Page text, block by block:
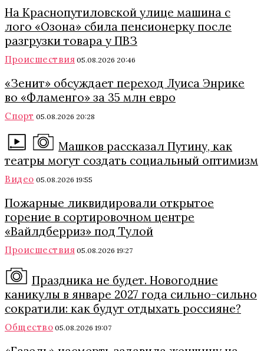
На Краснопутиловской улице машина с
лого «Озона» сбила пенсионерку после
разгрузки товара у ПВЗ
Происшествия 05.08.2026 20:46
«Зенит» обсуждает переход Луиса Энрике
во «Фламенго» за 35 млн евро
Спорт 05.08.2026 20:28
Машков рассказал Путину, как
театры могут создать социальный оптимизм
Видео 05.08.2026 19:55
Пожарные ликвидировали открытое
горение в сортировочном центре
«Вайлдберриз» под Тулой
Происшествия 05.08.2026 19:27
Праздника не будет. Новогодние
каникулы в январе 2027 года сильно-сильно
сократили: как будут отдыхать россияне?
Общество 05.08.2026 19:07